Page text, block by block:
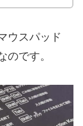
ウスパッド
です。